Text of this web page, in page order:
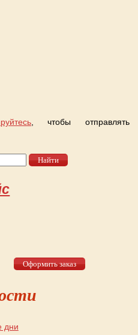
, чтобы отправлять
Оформить заказ
дни